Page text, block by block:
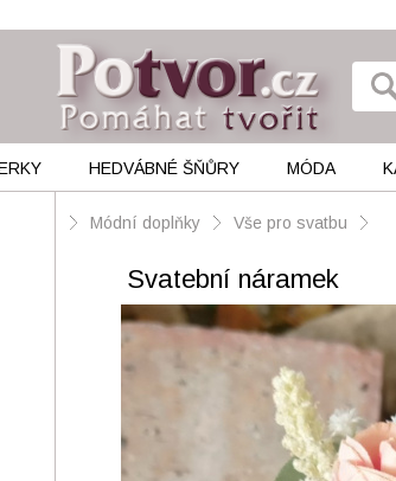
HEDVÁBNÉ ŠŇŮRY MÓDA
Módní doplňky Vše pro svatbu
Svatební náramek